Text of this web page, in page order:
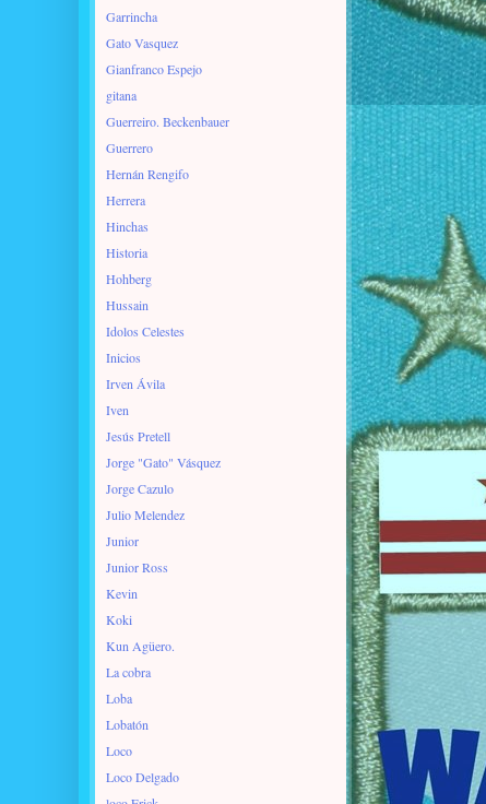
Garrincha
Gato Vasquez
Gianfranco Espejo
gitana
Guerreiro. Beckenbauer
Guerrero
Hernán Rengifo
Herrera
Hinchas
Historia
Hohberg
Hussain
Idolos Celestes
Inicios
Irven Ávila
Iven
Jesús Pretell
Jorge "Gato" Vásquez
Jorge Cazulo
Julio Melendez
Junior
Junior Ross
Kevin
Koki
Kun Agüero.
La cobra
Loba
Lobatón
Loco
Loco Delgado